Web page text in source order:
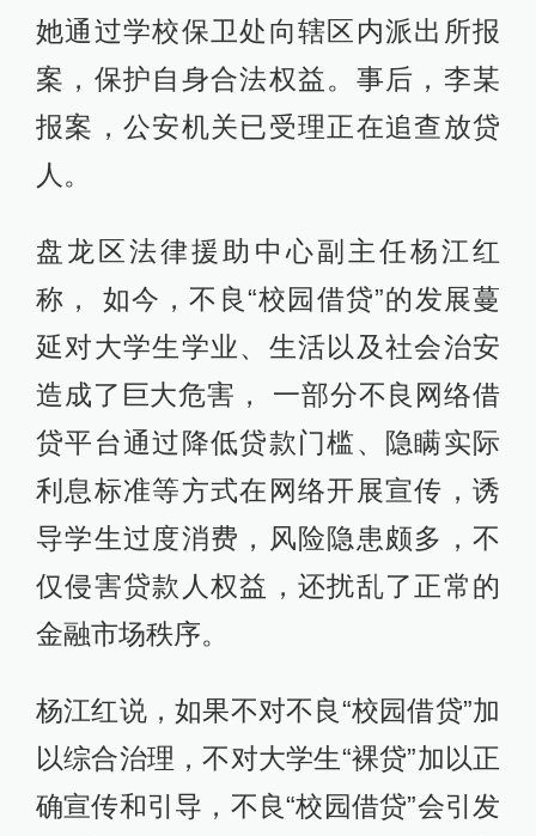
她通过学校保卫处向辖区内派出所报
案，保护自身合法权益。事后，李某
报案，公安机关已受理正在追查放贷
人。
盘龙区法律援助中心副主任杨江红
称， 如今，不良“校园借贷”的发展蔓
延对大学生学业、生活以及社会治安
造成了巨大危害， 一部分不良网络借
贷平台通过降低贷款门槛、隐瞒实际
利息标准等方式在网络开展宣传，诱
导学生过度消费，风险隐患颇多，不
仅侵害贷款人权益，还扰乱了正常的
金融市场秩序。
杨江红说，如果不对不良“校园借贷”加
以综合治理，不对大学生“裸贷”加以正
确宣传和引导，不良“校园借贷”会引发